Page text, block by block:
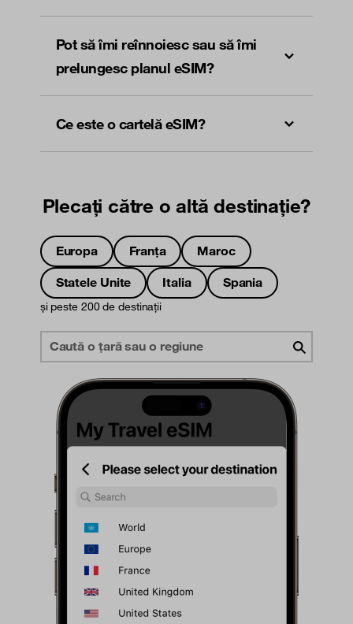
Pot să îmi reînnoiesc sau să îmi
prelungesc planul eSIM?
Ce este o cartelă eSIM?
Plecați către o altă destinație?
Europa Franța
Maroc
Statele Unite
Italia Spania
și peste 200 de destinații